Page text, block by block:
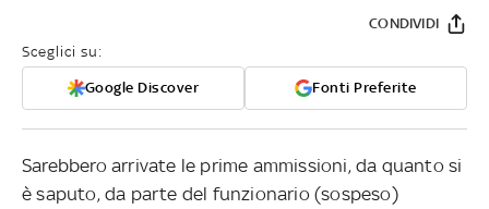
Sceglici su:
Google Discover Fonti Preferite
CONDIVIDI
Sarebbero arrivate le prime ammissioni, da quanto si
è saputo, da parte del funzionario (sospeso)